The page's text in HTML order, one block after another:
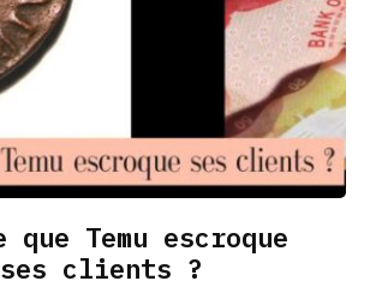
que Temu escroque
ses clients ?